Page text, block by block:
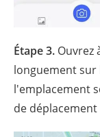
Étape 3. Ouvrez
longuement
l'emplacement
de